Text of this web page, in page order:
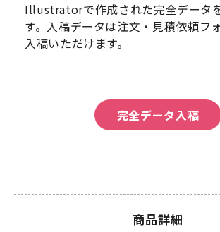
Illustratorで作成された完全データ
す。入稿データは注文・見積依頼フ
入稿いただけます。
完全データ入稿
商品詳細